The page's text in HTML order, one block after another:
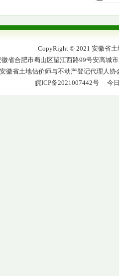
CopyRight © 2021 安徽省
徽省合肥市蜀山区望江西路99号安高城
徽省土地估价师与不动产登记代理人
皖ICP备2021007442号
今